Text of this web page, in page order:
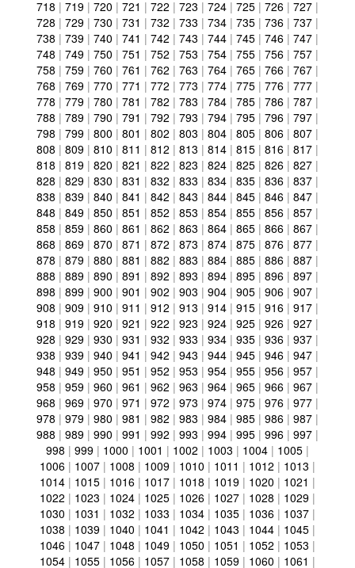
718 | 719 | 720 | 721 | 722 | 723 | 724 | 725 | 726 | 727 |
728 | 729 | 730 | 731 | 732 | 733 | 734 | 735 | 736 | 737 |
738 | 739 | 740 | 741 | 742 | 743 | 744 | 745 | 746 | 747 |
748 | 749 | 750 | 751 | 752 | 753 | 754 | 755 | 756 | 757 |
758 | 759 | 760 | 761 | 762 | 763 | 764 | 765 | 766 | 767 |
768 | 769 | 770 | 771 | 772 | 773 | 774 | 775 | 776 | 777 |
778 | 779 | 780 | 781 | 782 | 783 | 784 | 785 | 786 | 787 |
788 | 789 | 790 | 791 | 792 | 793 | 794 | 795 | 796 | 797 |
798 | 799 | 800 | 801 | 802 | 803 | 804 | 805 | 806 | 807 |
808 | 809 | 810 | 811 | 812 | 813 | 814 | 815 | 816 | 817 |
818 | 819 | 820 | 821 | 822 | 823 | 824 | 825 | 826 | 827 |
828 | 829 | 830 | 831 | 832 | 833 | 834 | 835 | 836 | 837 |
838 | 839 | 840 | 841 | 842 | 843 | 844 | 845 | 846 | 847 |
848 | 849 | 850 | 851 | 852 | 853 | 854 | 855 | 856 | 857 |
858 | 859 | 860 | 861 | 862 | 863 | 864 | 865 | 866 | 867 |
868 | 869 | 870 | 871 | 872 | 873 | 874 | 875 | 876 | 877 |
878 | 879 | 880 | 881 | 882 | 883 | 884 | 885 | 886 | 887 |
888 | 889 | 890 | 891 | 892 | 893 | 894 | 895 | 896 | 897 |
898 | 899 | 900 | 901 | 902 | 903 | 904 | 905 | 906 | 907 |
908 | 909 | 910 | 911 | 912 | 913 | 914 | 915 | 916 | 917 |
918 | 919 | 920 | 921 | 922 | 923 | 924 | 925 | 926 | 927 |
928 | 929 | 930 | 931 | 932 | 933 | 934 | 935 | 936 | 937 |
938 | 939 | 940 | 941 | 942 | 943 | 944 | 945 | 946 | 947 |
948 | 949 | 950 | 951 | 952 | 953 | 954 | 955 | 956 | 957 |
958 | 959 | 960 | 961 | 962 | 963 | 964 | 965 | 966 | 967 |
968 | 969 | 970 | 971 | 972 | 973 | 974 | 975 | 976 | 977 |
978 | 979 | 980 | 981 | 982 | 983 | 984 | 985 | 986 | 987 |
988 | 989 | 990 | 991 | 992 | 993 | 994 | 995 | 996 | 997 |
998 | 999 | 1000 | 1001 | 1002 | 1003 | 1004 | 1005 |
1006 | 1007 | 1008 | 1009 | 1010 | 1011 | 1012 | 1013 |
1014 | 1015 | 1016 | 1017 | 1018 | 1019 | 1020 | 1021 |
1022 | 1023 | 1024 | 1025 | 1026 | 1027 | 1028 | 1029 |
1030 | 1031 | 1032 | 1033 | 1034 | 1035 | 1036 | 1037 |
1038 | 1039 | 1040 | 1041 | 1042 | 1043 | 1044 | 1045 |
1046 | 1047 | 1048 | 1049 | 1050 | 1051 | 1052 | 1053 |
1054 | 1055 | 1056 | 1057 | 1058 | 1059 | 1060 | 1061 |